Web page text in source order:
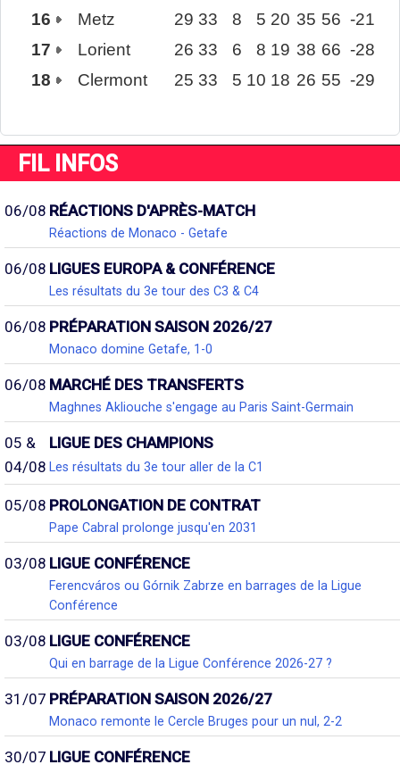
16
Metz 29 33 8 5 20 35 56 -21
17
Lorient 26 33 6 8 19 38 66 -28
18
Clermont 25 33 5 10 18 26 55 -29
FIL INFOS
06/08 RÉACTIONS D'APRÈS-MATCH
Réactions de Monaco - Getafe
06/08 LIGUES EUROPA & CONFÉRENCE
Les résultats du 3e tour des C3 & C4
06/08 PRÉPARATION SAISON 2026/27
Monaco domine Getafe, 1-0
06/08 MARCHÉ DES TRANSFERTS
Maghnes Akliouche s'engage au Paris Saint-Germain
05 &
04/08
LIGUE DES CHAMPIONS
Les résultats du 3e tour aller de la C1
05/08 PROLONGATION DE CONTRAT
Pape Cabral prolonge jusqu'en 2031
03/08 LIGUE CONFÉRENCE
Ferencváros ou Górnik Zabrze en barrages de la Ligue
Conférence
03/08 LIGUE CONFÉRENCE
Qui en barrage de la Ligue Conférence 2026-27 ?
31/07 PRÉPARATION SAISON 2026/27
Monaco remonte le Cercle Bruges pour un nul, 2-2
30/07 LIGUE CONFÉRENCE